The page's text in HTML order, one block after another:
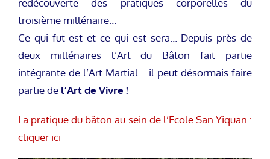
redécouverte des pratiques corporelles du
troisième millénaire…
Ce qui fut est et ce qui est sera… Depuis près de
deux millénaires l’Art du Bâton fait partie
intégrante de l’Art Martial… il peut désormais faire
partie de l’Art de Vivre !
La pratique du bâton au sein de l’Ecole San Yiquan :
cliquer ici